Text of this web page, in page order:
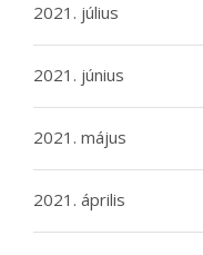
2021. július
2021. június
2021. május
2021. április